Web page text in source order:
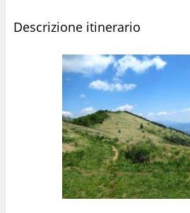
Descrizione itinerario